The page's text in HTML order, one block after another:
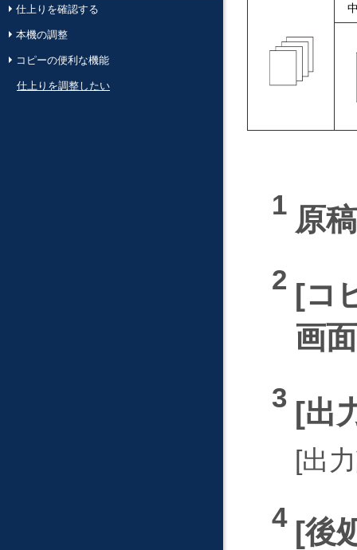
仕上りを確認する
本機の調整
コピーの便利な機能
仕上りを調整したい
原
コ
画
出
出
後